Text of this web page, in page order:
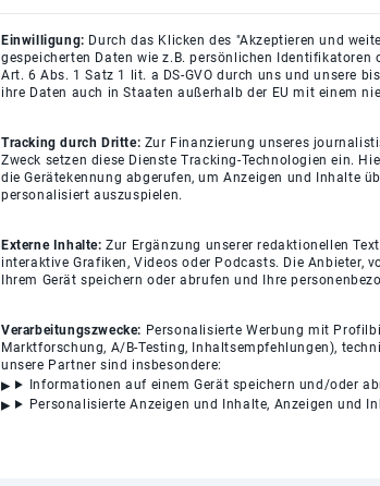
Einwilligung: Durch das Klicken des "Akzeptieren und
gespeicherten Daten wie z.B. persönlichen Identifikatoren
Art. 6 Abs. 1 Satz 1 lit. a DS-GVO durch uns und unsere
ihre Daten auch in Staaten außerhalb der EU mit einem
Tracking durch Dritte: Zur Finanzierung unseres
Zweck setzen diese Dienste Tracking-Technologien ein.
die Gerätekennung abgerufen, um Anzeigen und Inhalte
personalisiert auszuspielen.
Externe Inhalte:Zur Ergänzung unserer redaktionellen
interaktive Grafiken, Videos oder Podcasts. Die Anbieter,
Ihrem Gerät speichern oder abrufen und Ihre
Verarbeitungszwecke: Personalisierte Werbung mit
Marktforschung, A/B-Testing, Inhaltsempfehlungen),
unsere Partner sind insbesondere:
Informationen auf einem Gerät speichern und/oder
Personalisierte Anzeigen und Inhalte, Anzeigen und